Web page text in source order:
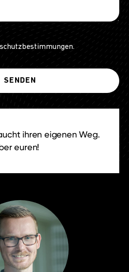
.
ihren eigenen Weg.
euren!